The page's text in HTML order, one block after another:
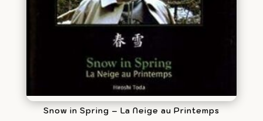
Snow in Spring – La Neige au Printemps